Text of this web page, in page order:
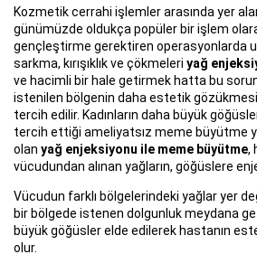
Kozmetik cerrahi işlemler arasında yer
günümüzde oldukça popüler bir işlem
gençleştirme gerektiren operasyonlarda
sarkma, kırışıklık ve çökmeleri yağ
ve hacimli bir hale getirmek hatta bu
istenilen bölgenin daha estetik
tercih edilir. Kadınların daha büyük
tercih ettiği ameliyatsız meme büyütme
olan yağ enjeksiyonu ile meme büyütme,
vücudundan alınan yağların, göğüslere
Vücudun farklı bölgelerindeki yağlar yer
bir bölgede istenen dolgunluk meydana
büyük göğüsler elde edilerek hastanın
olur.